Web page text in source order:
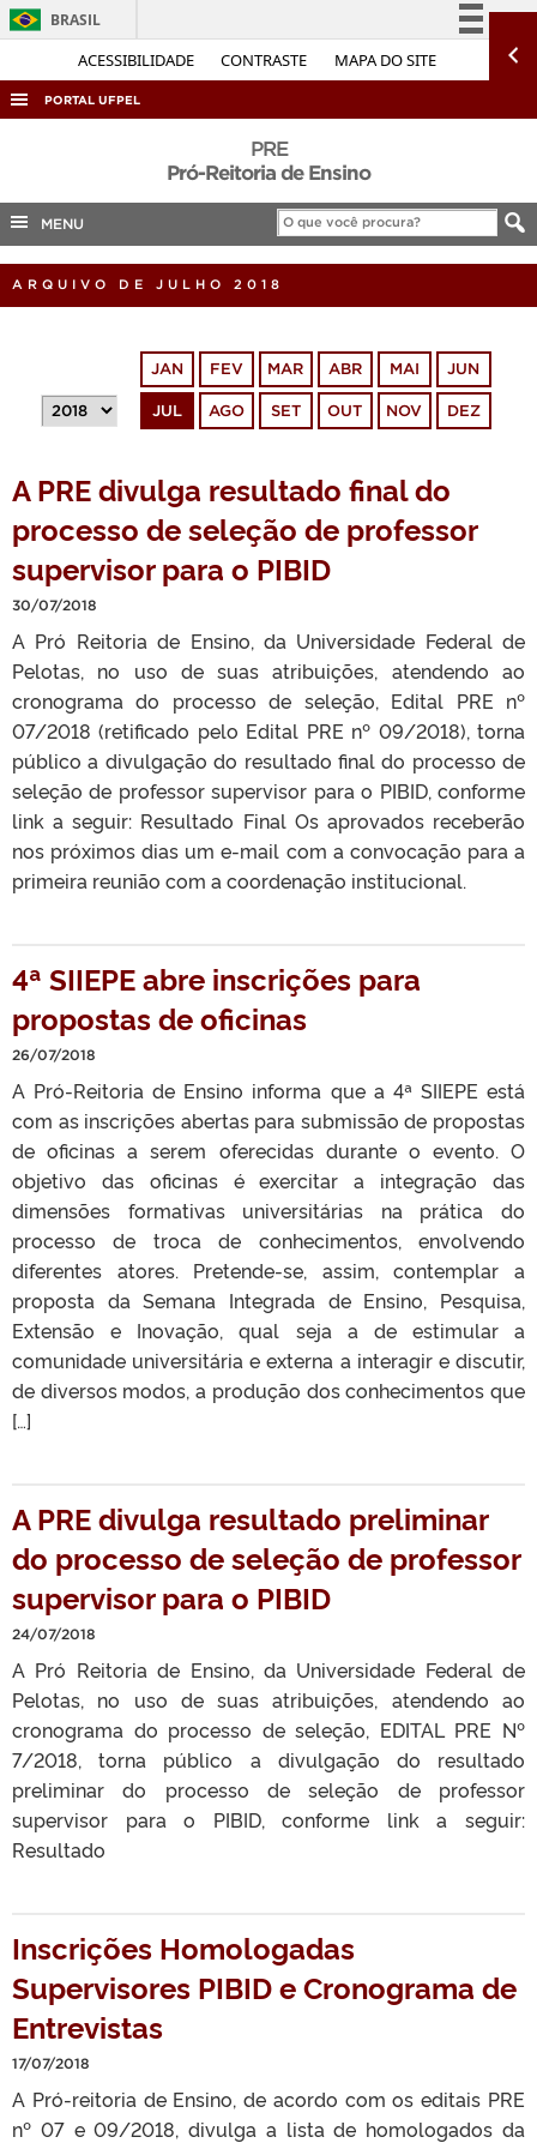
ACESSIBILIDADE CONTRASTE MAPA DO SITE
BRASIL
Simplifique!
Acesso à informação
Legislação
Canais
PORTAL UFPEL
COBALTO
CONCURSOS
PORTARIAS
PRE
Pró-Reitoria de Ensino
MENU
ARQUIVO DE JULHO 2018
JAN FEV MAR ABR MAI JUN
JUL AGO SET OUT NOV DEZ
A PRE divulga resultado final do
processo de seleção de professor
supervisor para o PIBID
30/07/2018
A Pró Reitoria de Ensino, da Universidade Federal de
Pelotas, no uso de suas atribuições, atendendo ao
cronograma do processo de seleção, Edital PRE nº
07/2018 (retificado pelo Edital PRE nº 09/2018), torna
público a divulgação do resultado final do processo de
seleção de professor supervisor para o PIBID, conforme
link a seguir: Resultado Final Os aprovados receberão
nos próximos dias um e-mail com a convocação para a
primeira reunião com a coordenação institucional.
4ª SIIEPE abre inscrições para
propostas de oficinas
26/07/2018
A Pró-Reitoria de Ensino informa que a 4ª SIIEPE está
com as inscrições abertas para submissão de propostas
de oficinas a serem oferecidas durante o evento. O
objetivo das oficinas é exercitar a integração das
dimensões formativas universitárias na prática do
processo de troca de conhecimentos, envolvendo
diferentes atores. Pretende-se, assim, contemplar a
proposta da Semana Integrada de Ensino, Pesquisa,
Extensão e Inovação, qual seja a de estimular a
comunidade universitária e externa a interagir e discutir,
de diversos modos, a produção dos conhecimentos que
[…]
A PRE divulga resultado preliminar
do processo de seleção de professor
supervisor para o PIBID
24/07/2018
A Pró Reitoria de Ensino, da Universidade Federal de
Pelotas, no uso de suas atribuições, atendendo ao
cronograma do processo de seleção, EDITAL PRE Nº
7/2018, torna público a divulgação do resultado
preliminar do processo de seleção de professor
supervisor para o PIBID, conforme link a seguir:
Resultado
Inscrições Homologadas
Supervisores PIBID e Cronograma de
Entrevistas
17/07/2018
A Pró-reitoria de Ensino, de acordo com os editais PRE
nº 07 e 09/2018, divulga a lista de homologados da